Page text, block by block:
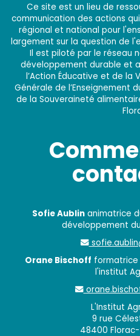
Ce site est un lieu de
communication des actions
régional et national pour
largement sur la question de
Il est piloté par le réseau
développement durable et
l’Action Éducative et de la
Générale de l’Enseignement
de la Souveraineté
Sofie Aublin animatrice
développement
Orane Bischoff formatrice
l'institut
L'Institut
9 rue
48400